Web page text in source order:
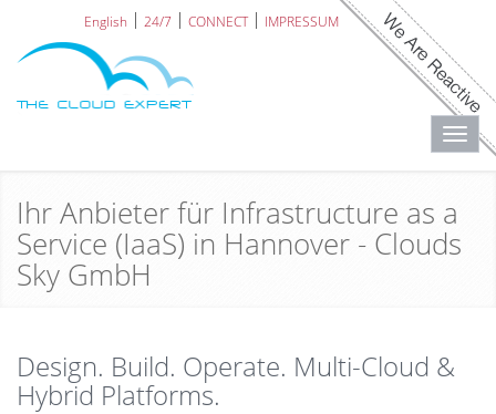
English 24/7 CONNECT IMPRESSUM
Ihr Anbieter für Infrastructure as a
Service (IaaS) in Hannover - Clouds
Sky GmbH
Design. Build. Operate. Multi-Cloud &
Hybrid Platforms.